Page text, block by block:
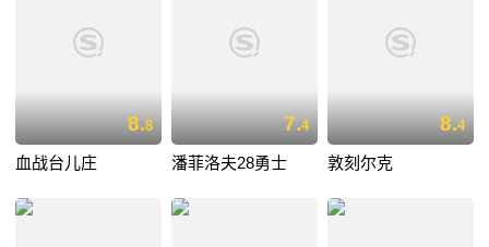
8.8
血战台儿庄
7.4
潘菲洛夫28勇士
8.4
敦刻尔克